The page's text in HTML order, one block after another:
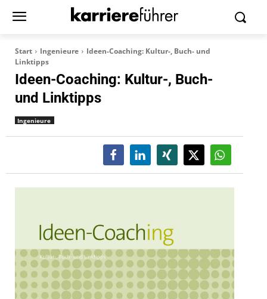
Start Ingenieure
Ideen-Coaching: Kultur-, Buch- und
Linktipps
Ideen-Coaching: Kultur-, Buch-
und Linktipps
Ingenieure